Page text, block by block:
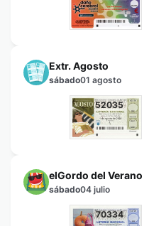
Extr. Agosto
sábado01 agosto
52035
elGordo del Verano
sábado04 julio
70334